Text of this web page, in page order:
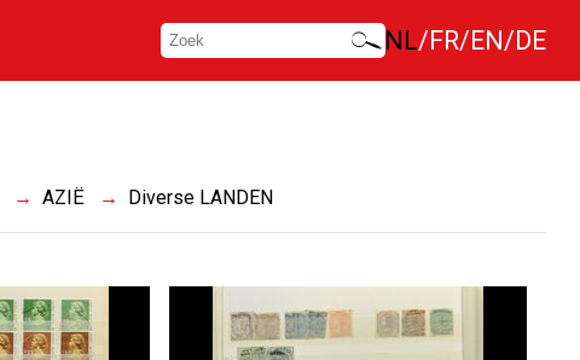
NL FR EN DE
AZIË Diverse LANDEN